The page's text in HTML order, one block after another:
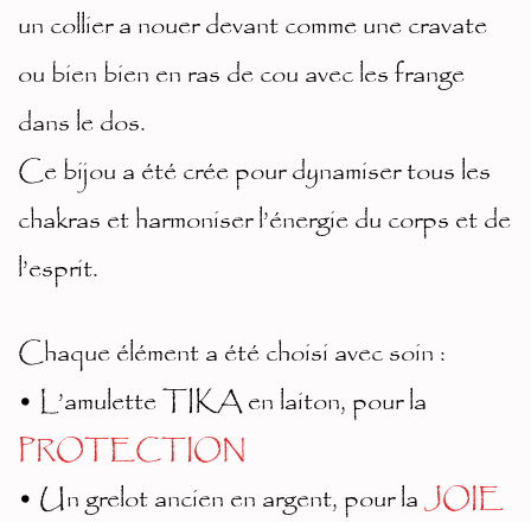
un collier a nouer devant comme une cravate
ou bien bien en ras de cou avec les frange
dans le dos.
Ce bijou a été crée pour dynamiser tous les
chakras et harmoniser l’énergie du corps et de
l’esprit.
Chaque élément a été choisi avec soin :
• L’amulette TIKA en laiton, pour la
PROTECTION
• Un grelot ancien en argent, pour laJOIE